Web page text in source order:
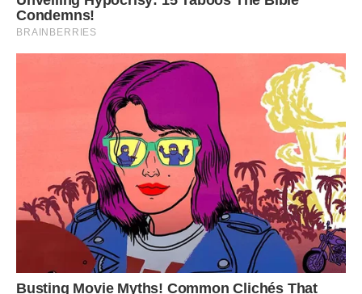
Мій ремонт у ванній так і залишився в планах, бо тепер
розчарування. Я перестала відповідати на прохання про
допомогу навіть від близьких людей, бо всередині наче
випалили все живе. Та Ірина, яку я знала, напевно, ніколи б
так не вчинила, але та жінка з фото була мені абсолютно
Знаєте, що найстрашніше в таких історіях? Не втрата
грошей, хоч вони й не падають з неба, а усвідомлення
того, що ти жив у вигаданому світі. Ти вірив людині,
підставляв плече, а вона в цей час просто вираховувала,
на скільки тебе можна “розкрутити” перед фінальним
зникненням. Це як отримати ляпаса від того, від кого
чекав обіймів.